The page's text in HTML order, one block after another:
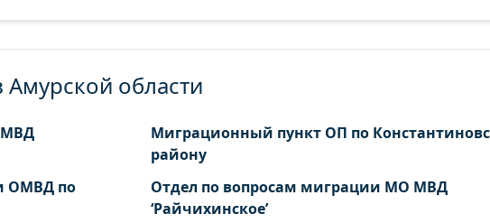
области
МВД
Миграционный пункт ОП по
району
ОМВД по
Отдел по вопросам миграции МО МВД
‘Райчихинское’